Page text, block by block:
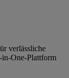
verlässliche
One-Plattform